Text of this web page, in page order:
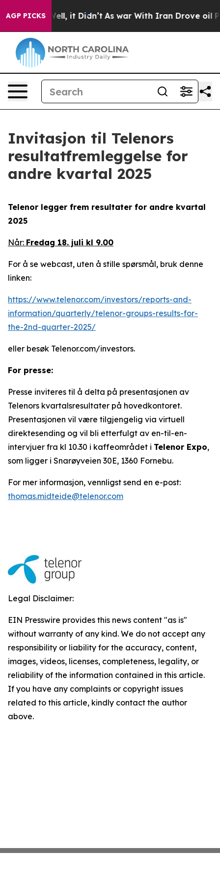
AGP PICKS
40%. Well, it Didn’t As war With Iran Drove oil
Invitasjon til Telenors
resultatfremleggelse for
andre kvartal 2025
Telenor legger frem resultater for andre kvartal
2025
Når: Fredag 18. juli kl 9.00
For å se webcast, uten å stille spørsmål, bruk denne
linken:
https://www.telenor.com/investors/reports-and-
information/quarterly/telenor-groups-results-for-
the-2nd-quarter-2025/
eller besøk Telenor.com/investors.
For presse:
Presse inviteres til å delta på presentasjonen av
Telenors kvartalsresultater på hovedkontoret.
Presentasjonen vil være tilgjengelig via virtuell
direktesending og vil bli etterfulgt av en-til-en-
intervjuer fra kl 10.30 i kaffeområdet i Telenor Expo,
som ligger i Snarøyveien 30E, 1360 Fornebu.
For mer informasjon, vennligst send en e-post:
thomas.midteide@telenor.com
Legal Disclaimer:
EIN Presswire provides this news content "as is"
without warranty of any kind. We do not accept any
responsibility or liability for the accuracy, content,
images, videos, licenses, completeness, legality, or
reliability of the information contained in this article.
If you have any complaints or copyright issues
related to this article, kindly contact the author
above.